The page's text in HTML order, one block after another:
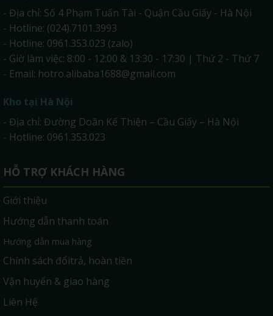
- Địa chỉ: Số 4 Phạm Tuấn Tài - Quận Cầu Giấy - Hà Nội
- Hotline: (024).7101.3993
- Hotline: 0961.353.023 (zalo)
- Giờ làm việc: 8:00 - 12:00 & 13:30 - 17:30 | Thứ 2 - Thứ 7
- Email: hotro.alibaba1688@gmail.com
Kho tại Hà Nội
- Địa chỉ: Đường Doãn Kế Thiện – Cầu Giấy – Hà Nội
- Hotline: 0961.353.023
HỖ TRỢ KHÁCH HÀNG
Giới thiệu
Hướng dẫn thanh toán
Hướng dẫn mua hàng
Chính sách đổitrả, hoàn tiền
Vận huyển & giao hàng
Liên Hệ